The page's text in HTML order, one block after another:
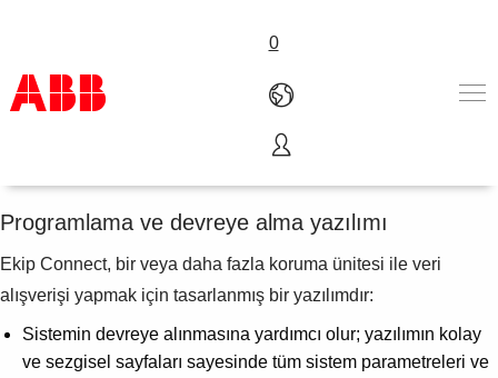
0
Ürünler ve Çözümler
Endüstriler
Servis
Hakkımızda
Satış noktaları
Programlama ve devreye alma yazılımı
Ekip Connect, bir veya daha fazla koruma ünitesi ile veri
alışverişi yapmak için tasarlanmış bir yazılımdır:
Sistemin devreye alınmasına yardımcı olur; yazılımın kolay
ve sezgisel sayfaları sayesinde tüm sistem parametreleri ve